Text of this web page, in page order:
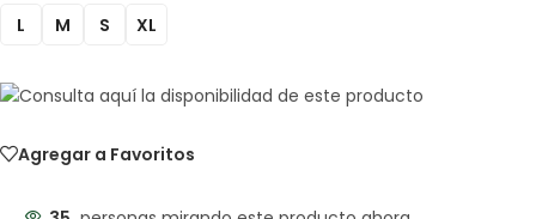
L M S XL
Agregar a Favoritos